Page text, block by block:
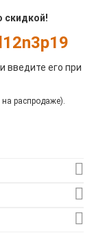
скидкой!
введите его при
распродаже).